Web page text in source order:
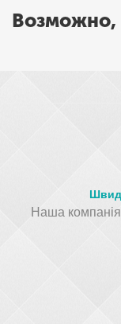
Возможно,
Наша компанія